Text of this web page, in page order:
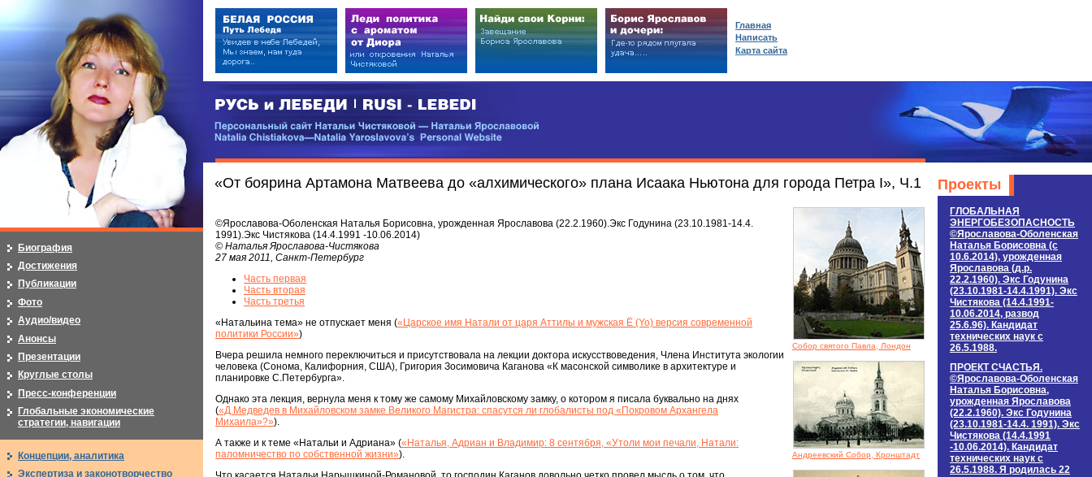
РУСЬ и ЛЕБЕДИ | RUSI — LEBEDI
Персональный сайт Натальи Чистяковой — Натальи Ярославовой
«От боярина Артамона Матвеева до «алхимического» плана Исаака Ньютона для города Петра I», Ч.1
Собор святого Павла, Лондон
Андреевский Собор, Кронштадт
©Ярославова-Оболенская Наталья Борисовна, урожденная Ярославова (22.2.1960).Экс Годунина (23.10.1981-14.4.
1991).Экс Чистякова (14.4.1991 -10.06.2014)
© Наталья Ярославова-Чистякова
27 мая 2011, Санкт-Петербург
Часть первая
Часть вторая
Часть третья
«Натальина тема» не отпускает меня («Царское имя Натали от царя Аттилы и мужская Ё (Yo) версия современной
политики России»)
Вчера решила немного переключиться и присутствовала на лекции доктора искусствоведения, Члена Института экологии
человека (Сонома, Калифорния, США), Григория Зосимовича Каганова «К масонской символике в архитектуре и
планировке С.Петербурга».
Однако эта лекция, вернула меня к тому же самому Михайловскому замку, о котором я писала буквально на днях
(«Д.Медведев в Михайловском замке Великого Магистра: спасутся ли глобалисты под «Покровом Архангела
Михаила»?»).
А также и к теме «Натальи и Адриана» («Наталья, Адриан и Владимир: 8 сентября, «Утоли мои печали, Натали:
паломничество по собственной жизни»).
Проекты
ГЛОБАЛЬНАЯ
ЭНЕРГОБЕЗОПАСНОСТЬ
©Ярославова-Оболенская
Наталья Борисовна (c
10.6.2014), урожденная
Ярославова (д.р.
22.2.1960). Экс Годунина
(23.10.1981-14.4.1991). Экс
Чистякова (14.4.1991-
10.06.2014, развод
25.6.96). Кандидат
технических наук c
26.5.1988.
ПРОЕКТ СЧАСТЬЯ.
©Ярославова-Оболенская
Наталья Борисовна,
урожденная Ярославова
(22.2.1960). Экс Годунина
(23.10.1981-14.4. 1991). Экс
Чистякова (14.4.1991
-10.06.2014). Кандидат
технических наук c
26.5.1988. Я родилась 22
Биография
Достижения
Публикации
Фото
Аудио/видео
Анонсы
Презентации
Круглые столы
Пресс-конференции
Глобальные экономические
стратегии, навигации
Концепции, аналитика
Экспертиза и законотворчество
Главная
Написать
Карта сайта